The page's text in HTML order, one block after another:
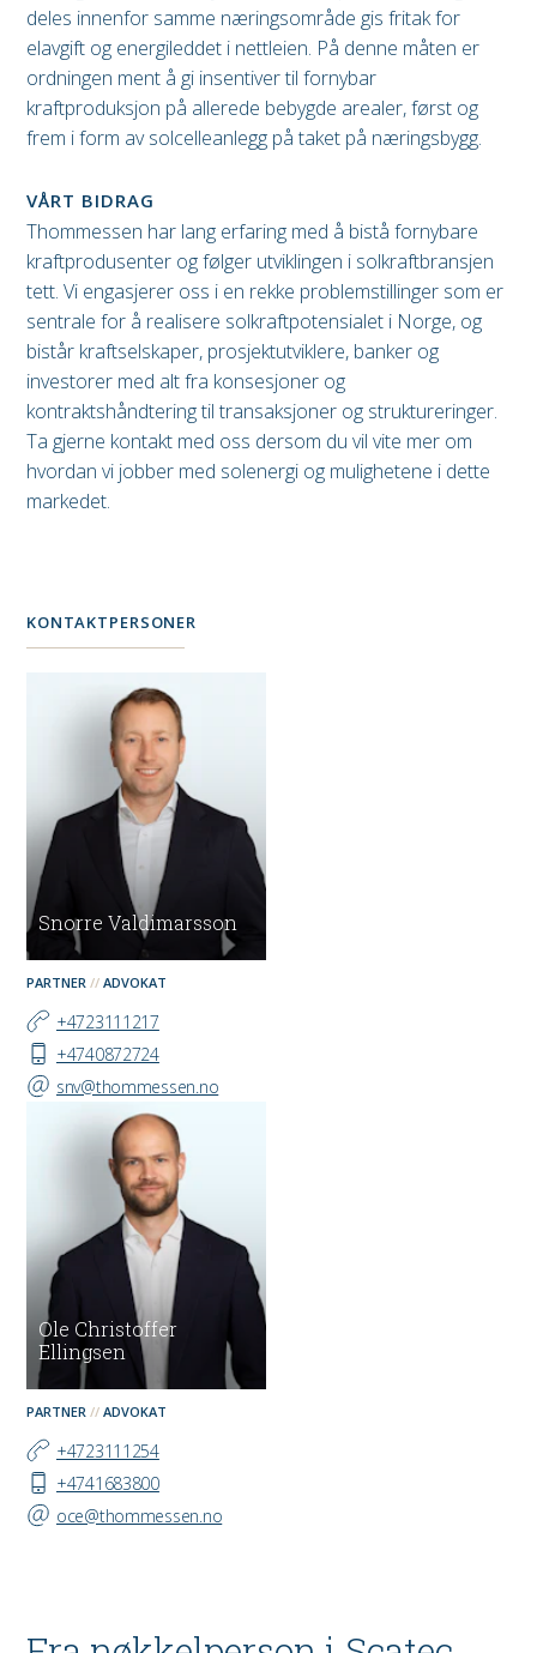
deles innenfor samme næringsområde gis fritak for
elavgift og energileddet i nettleien. På denne måten er
ordningen ment å gi insentiver til fornybar
kraftproduksjon på allerede bebygde arealer, først og
frem i form av solcelleanlegg på taket på næringsbygg.
VÅRT BIDRAG
Thommessen har lang erfaring med å bistå fornybare
kraftprodusenter og følger utviklingen i solkraftbransjen
tett. Vi engasjerer oss i en rekke problemstillinger som er
sentrale for å realisere solkraftpotensialet i Norge, og
bistår kraftselskaper, prosjektutviklere, banker og
investorer med alt fra konsesjoner og
kontraktshåndtering til transaksjoner og struktureringer.
Ta gjerne kontakt med oss dersom du vil vite mer om
hvordan vi jobber med solenergi og mulighetene i dette
markedet.
KONTAKTPERSONER
Snorre Valdimarsson
PARTNER ADVOKAT
+4723111217
+4740872724
snv@thommessen.no
Ole Christoffer
Ellingsen
PARTNER ADVOKAT
+4723111254
+4741683800
oce@thommessen.no